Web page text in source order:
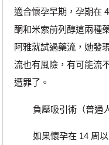
適合懷孕早期，孕期在
酮和米索前列醇這兩種
阿雅就試過藥流，她發
流也有風險，有可能流
遭罪了。
負壓吸引術（普通人
如果懷孕在 14 周以